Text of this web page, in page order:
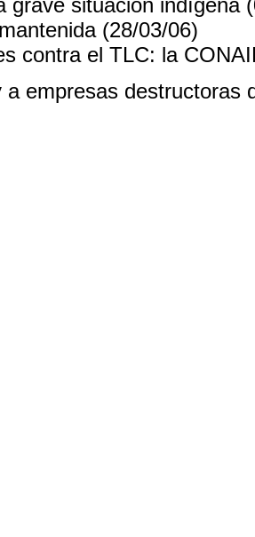
grave situación indígena
(28/03/06)
contra el TLC: la
a empresas destructoras